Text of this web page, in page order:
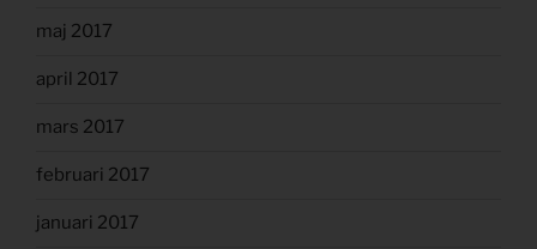
maj 2017
april 2017
mars 2017
februari 2017
januari 2017